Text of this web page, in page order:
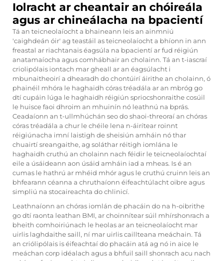
Iolracht ar cheantair an chóireála
agus ar chineálacha na bpacientí
Tá an teicneolaíocht a bhaineann leis an ainmniú
'caighdeán óir' ag teastáil as teicneolaíocht a bhíonn in ann
freastal ar riachtanais éagsúla na bpacientí ar fud réigiún
anatamaíocha agus comhábhair an cholainn. Tá an t-iascraí
criolipólais iontach mar gheall ar an éagsúlacht i
mbunaitheoirí a dhearadh do chontúirí áirithe an cholainn, ó
phainéil mhóra le haghaidh córas tréadála ar an mbróg go
dtí cupáin lúga le haghaidh réigiún spriocshonraithe cosúil
le huisce faoi dhroim an mhuinín nó leathnú na bprás.
Ceadaíonn an t-ullmhúchán seo do shaoi-threoraí an chóras
córas tréadála a chur le chéile lena n-áirítear roinnt
réigiúnacha imní laistigh de sheisiún amháin nó thar
chuairtí sreangaithe, ag soláthar réitigh iomlána le
haghaidh cruthú an cholainn nach féidir le teicneolaíochtaí
eile a úsáideann aon úsáid amháin iad a mheas. Is é an
cumas le hathrú ar mhéid mhór agus le cruthú cruinn leis an
bhfearann céanna a chruthaíonn éifeachtúlacht oibre agus
simpliú na stocaireachta do chlinicí.
Leathnaíonn an chóras iomlán de phacáin do na h-oibrithe
go dtí raonta leathan BMI, ar choinnítear súil mhírshonrach a
bheith comhoiriúnach le heolas ar an teicneolaíocht mar
uirlis laghdaithe saill, ní mar uirlis caillteana meáchain. Tá
an criólipólais is éifeachtaí do phacáin atá ag nó in aice le
meáchan corp idéalach agus a bhfuil saill shonrach acu nach